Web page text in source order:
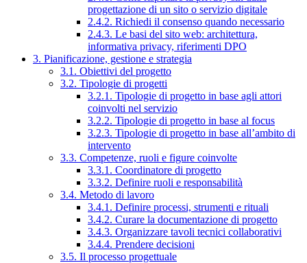
progettazione di un sito o servizio digitale
2.4.2. Richiedi il consenso quando necessario
2.4.3. Le basi del sito web: architettura,
informativa privacy, riferimenti DPO
3. Pianificazione, gestione e strategia
3.1. Obiettivi del progetto
3.2. Tipologie di progetti
3.2.1. Tipologie di progetto in base agli attori
coinvolti nel servizio
3.2.2. Tipologie di progetto in base al focus
3.2.3. Tipologie di progetto in base all’ambito di
intervento
3.3. Competenze, ruoli e figure coinvolte
3.3.1. Coordinatore di progetto
3.3.2. Definire ruoli e responsabilità
3.4. Metodo di lavoro
3.4.1. Definire processi, strumenti e rituali
3.4.2. Curare la documentazione di progetto
3.4.3. Organizzare tavoli tecnici collaborativi
3.4.4. Prendere decisioni
3.5. Il processo progettuale